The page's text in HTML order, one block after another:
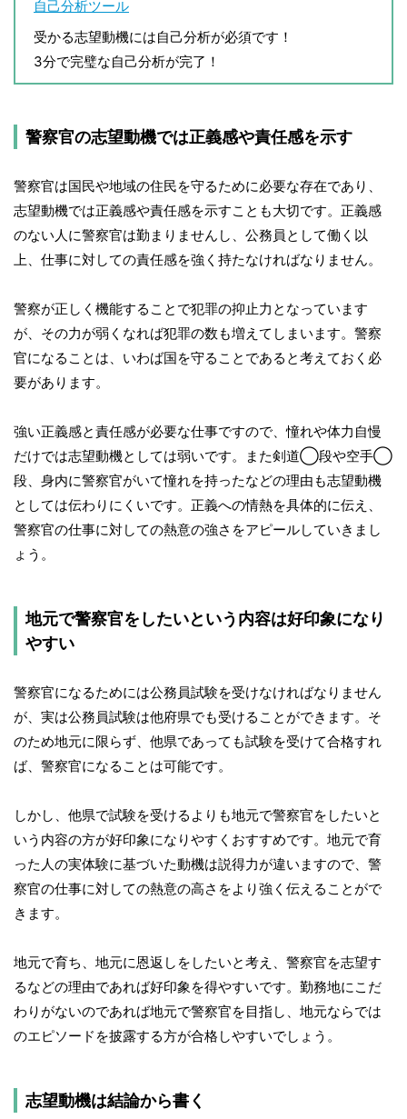
自己分析ツール
受かる志望動機には自己分析が必須です！
3分で完璧な自己分析が完了！
警察官の志望動機では正義感や責任感を示す
警察官は国民や地域の住民を守るために必要な存在であり、
志望動機では正義感や責任感を示すことも大切です。正義感
のない人に警察官は勤まりませんし、公務員として働く以
上、仕事に対しての責任感を強く持たなければなりません。
警察が正しく機能することで犯罪の抑止力となっています
が、その力が弱くなれば犯罪の数も増えてしまいます。警察
官になることは、いわば国を守ることであると考えておく必
要があります。
強い正義感と責任感が必要な仕事ですので、憧れや体力自慢
だけでは志望動機としては弱いです。また剣道◯段や空手◯
段、身内に警察官がいて憧れを持ったなどの理由も志望動機
としては伝わりにくいです。正義への情熱を具体的に伝え、
警察官の仕事に対しての熱意の強さをアピールしていきまし
ょう。
地元で警察官をしたいという内容は好印象になり
やすい
警察官になるためには公務員試験を受けなければなりません
が、実は公務員試験は他府県でも受けることができます。そ
のため地元に限らず、他県であっても試験を受けて合格すれ
ば、警察官になることは可能です。
しかし、他県で試験を受けるよりも地元で警察官をしたいと
いう内容の方が好印象になりやすくおすすめです。地元で育
った人の実体験に基づいた動機は説得力が違いますので、警
察官の仕事に対しての熱意の高さをより強く伝えることがで
きます。
地元で育ち、地元に恩返しをしたいと考え、警察官を志望す
るなどの理由であれば好印象を得やすいです。勤務地にこだ
わりがないのであれば地元で警察官を目指し、地元ならでは
のエピソードを披露する方が合格しやすいでしょう。
志望動機は結論から書く